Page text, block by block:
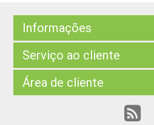
Informações
Serviço ao cliente
Área de cliente